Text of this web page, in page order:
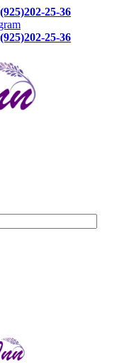
25-36
25-36